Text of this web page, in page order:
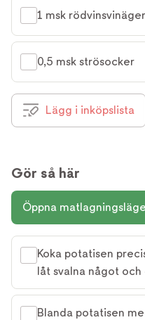
1 msk rödvinsvinäger
0,5 msk strösocker
Lägg i inköpslista
Gör så här
Öppna
Koka potatisen
låt svalna något och
Blanda potatisen